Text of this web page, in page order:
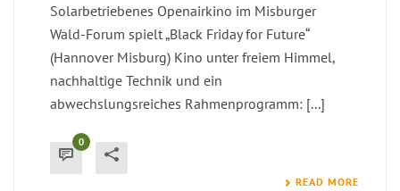
Solarbetriebenes Openairkino im Misburger
Wald-Forum spielt „Black Friday for Future“
(Hannover Misburg) Kino unter freiem Himmel,
nachhaltige Technik und ein
abwechslungsreiches Rahmenprogramm: [...]
0
READ MORE